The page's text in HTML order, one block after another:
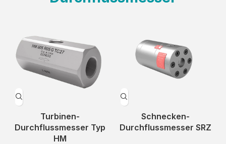
Turbinen-
Durchflussmesser Typ
HM
Schnecken-
Durchflussmesser SRZ